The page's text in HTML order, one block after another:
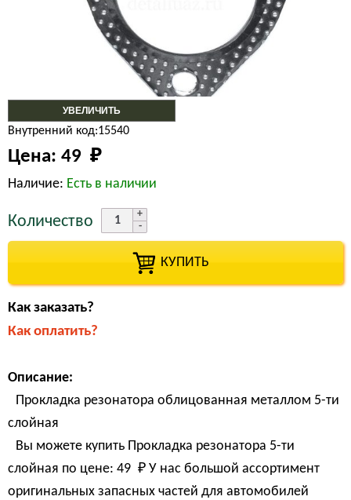
УВЕЛИЧИТЬ
Внутренний код:15540
Цена: 49 ₽
Наличие: Есть в наличии
Количество
КУПИТЬ
Как заказать?
Как оплатить?
Описание:
Прокладка резонатора облицованная металлом 5-ти
слойная
Вы можете купить Прокладка резонатора 5-ти
слойная по цене: 49 ₽ У нас большой ассортимент
оригинальных запасных частей для автомобилей